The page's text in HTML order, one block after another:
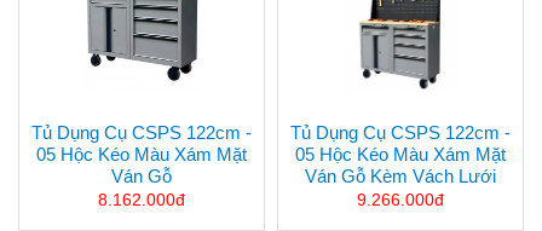
Tủ Dụng Cụ CSPS 122cm -
05 Hộc Kéo Màu Xám Mặt
Ván Gỗ
8.162.000đ
Tủ Dụng Cụ CSPS 122cm -
05 Hộc Kéo Màu Xám Mặt
Ván Gỗ Kèm Vách Lưới
9.266.000đ